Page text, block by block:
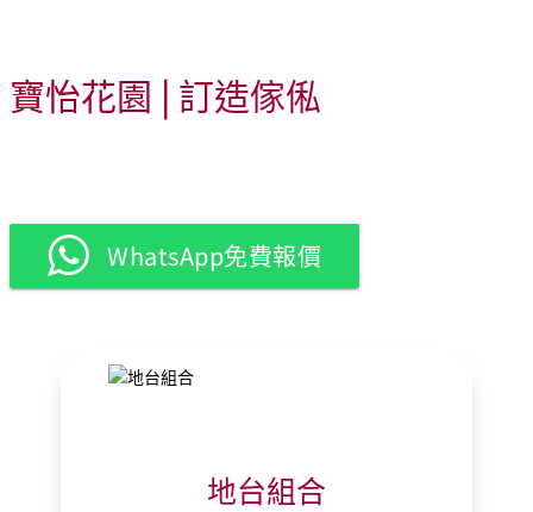
寶怡花園 | 訂造傢俬
WhatsApp免費報價
地台組合